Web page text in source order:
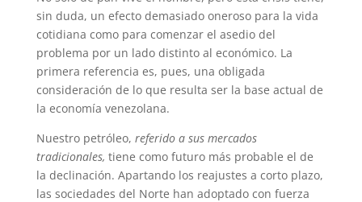
sin duda, un efecto demasiado oneroso para la vida
cotidiana como para comenzar el asedio del
problema por un lado distinto al económico. La
primera referencia es, pues, una obligada
consideración de lo que resulta ser la base actual de
la economía venezolana.
Nuestro petróleo, referido a sus mercados
tradicionales, tiene como futuro más probable el de
la declinación. Apartando los reajustes a corto plazo,
las sociedades del Norte han adoptado con fuerza